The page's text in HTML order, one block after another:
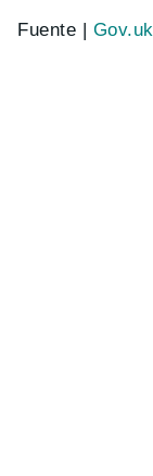
Fuente | Gov.uk